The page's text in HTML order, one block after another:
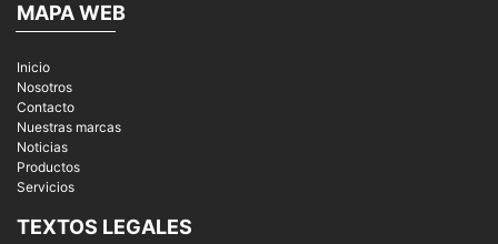
MAPA WEB
Inicio
Nosotros
Contacto
Nuestras marcas
Noticias
Productos
Servicios
TEXTOS LEGALES